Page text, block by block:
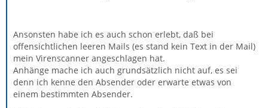
Ansonsten habe ich es auch schon erlebt, daß bei
offensichtlichen leeren Mails (es stand kein Text in der Mail)
mein Virenscanner angeschlagen hat.
Anhänge mache ich auch grundsätzlich nicht auf, es sei
denn ich kenne den Absender oder erwarte etwas von
einem bestimmten Absender.